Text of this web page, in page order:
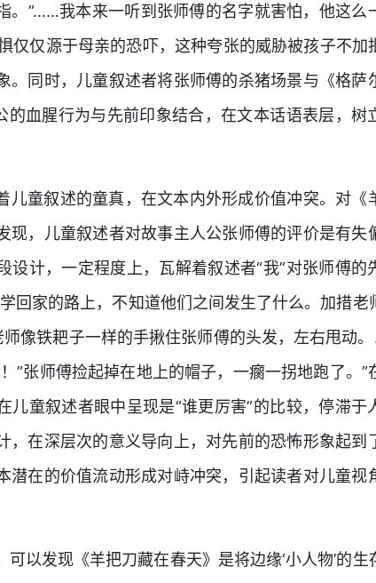
。”……我本来一听到张师傅的名字就害怕，他这么
仅仅源于母亲的恐吓，这种夸张的威胁被孩子不加
。同时，儿童叙述者将张师傅的杀猪场景与《格萨
的血腥行为与先前印象结合，在文本话语表层，树
儿童叙述的童真，在文本内外形成价值冲突。对《
现，儿童叙述者对故事主人公张师傅的评价是有失
设计，一定程度上，瓦解着叙述者“我”对张师傅的
回家的路上，不知道他们之间发生了什么。加措老
像铁耙子一样的手揪住张师傅的头发，左右甩动
”张师傅捡起掉在地上的帽子，一瘸一拐地跑了。”
儿童叙述者眼中呈现是“谁更厉害”的比较，停滞于
，在深层次的意义导向上，对先前的恐怖形象起到
潜在的价值流动形成对峙冲突，引起读者对儿童视
以发现《羊把刀藏在春天》是将边缘‘小人物’的生